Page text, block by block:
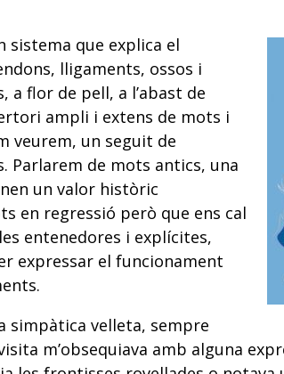
sistema que explica el
lligaments, ossos i
a flor de pell, a l’abast de
ampli i extens de mots i
veurem, un seguit de
Parlarem de mots antics, una
un valor històric
en regressió però que ens cal
entenedores i explícites,
expressar el funcionament
simpàtica velleta, sempre
m’obsequiava amb alguna